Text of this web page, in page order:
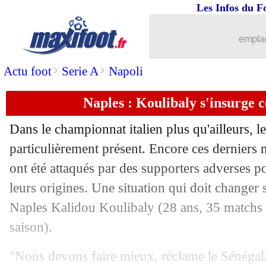
Actu foot> Serie A> Napoli
Les Infos du
Naples : Koulibaly s'insurge
Dans le championnat italien plus qu'ailleurs,
particulièrement présent. Encore ces derniers
ont été attaqués par des supporters adverses
leurs origines. Une situation qui doit changer
Naples Kalidou Koulibaly (28 ans, 35
saison).
"Nous devons faire mieux, réclame le
Monaco : Raggi quitte le club
28/06 Nîmes: Philippoteaux recruté
: Embolo arrive de
28/06 Barça: Manchester United rêve
28/06 ASSE: la piste Tait prend du plomb
28/06 Nottingham : Lamouchi nommé
28/06 Chelsea: prix fixé à 30 M€ pour
Dijon : Kwon vendu à Fribourg